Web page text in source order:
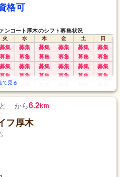
格可
ンコート厚木のシフト募集状況
火 水 木 金 土
日
募集 募集 募集 募集 募集 募集
募集 募集 募集 募集 募集 募集
募集 募集 募集 募集 募集 募集
募集 募集 募集 募集 募集 募集
集
... から6.2km
フ厚木